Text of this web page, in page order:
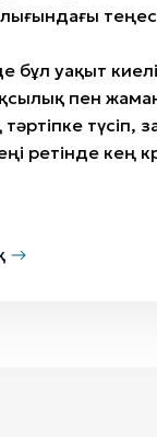
бұл уақыт
пен
түсіп,
ретінде кең